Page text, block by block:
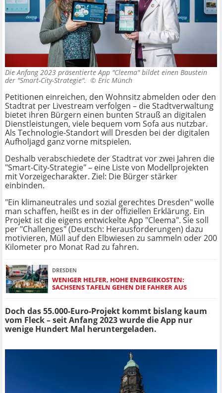
Die Anfang 2023 präsentierte App "Cleema" bildet einen Baustein
der "Smart-City-Strategie". © Eric Münch
Petitionen einreichen, den Wohnsitz abmelden oder den
Stadtrat per Livestream verfolgen – die Stadtverwaltung
bietet ihren Bürgern einen bunten Strauß an digitalen
Dienstleistungen, viele bequem vom Sofa aus nutzbar.
Als Technologie-Standort will Dresden bei der digitalen
Aufholjagd ganz vorne mitspielen.
Deshalb verabschiedete der Stadtrat vor zwei Jahren die
"Smart-City-Strategie" – eine Liste von Modellprojekten
mit Vorzeigecharakter. Ziel: Die Bürger stärker
einbinden.
"Ein klimaneutrales und sozial gerechtes Dresden" wolle
man schaffen, heißt es in der offiziellen Erklärung. Ein
Projekt ist die eigens entwickelte App "Cleema". Sie soll
per "Challenges" (Deutsch: Herausforderungen) dazu
motivieren, Müll auf den Elbwiesen zu sammeln oder 200
Kilometer pro Monat Rad zu fahren.
DRESDEN
WENIGER HELFER, HOHE ENERGIEKOSTEN:
SACHSENS TAFELN GEHEN DIE FAHRER AUS
Doch das 55.000-Euro-Projekt kommt bislang kaum
vom Fleck – seit Anfang 2023 wurde die App nur
wenige Hundert Mal heruntergeladen.